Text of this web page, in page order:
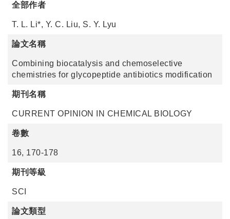
全部作者
T. L. Li*, Y. C. Liu, S. Y. Lyu
論文名稱
Combining biocatalysis and chemoselective
chemistries for glycopeptide antibiotics modification
期刊名稱
CURRENT OPINION IN CHEMICAL BIOLOGY
卷數
16, 170-178
期刊等級
SCI
論文類型